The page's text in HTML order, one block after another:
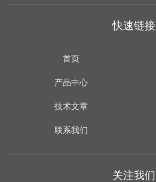
快速链接
首页
产品中心
技术文章
联系我们
关注我们